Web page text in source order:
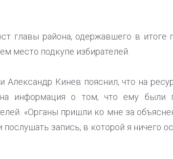
главы района, одержавшего в итоге
место подкупе избирателей.
Кинев пояснил, что на
информация о том, что ему были
«Органы пришли ко мне за
запись, в которой я ничего